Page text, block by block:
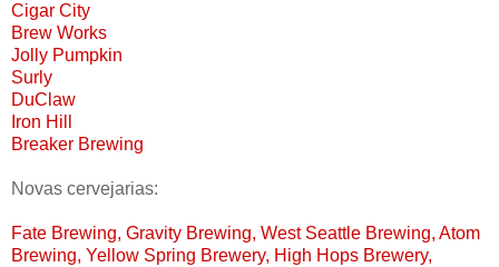
Cigar City
Brew Works
Jolly Pumpkin
Surly
DuClaw
Iron Hill
Breaker Brewing
Novas cervejarias:
Fate Brewing, Gravity Brewing, West Seattle Brewing, Atom
Brewing, Yellow Spring Brewery, High Hops Brewery,